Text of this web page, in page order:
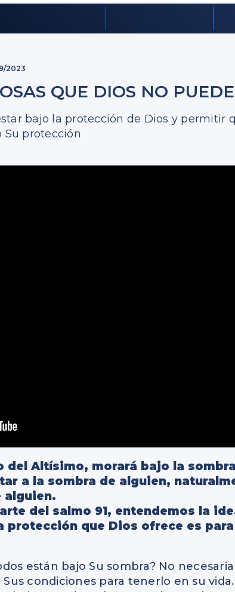
2023
QUE DIOS NO
bajo la protección de Dios y permitir
Su protección
del Altísimo, morará bajo la sombra
a la sombra de alguien,
alguien.
del salmo 91, entendemos la
protección que Dios ofrece es
están bajo Su sombra? No
condiciones para tenerlo en su